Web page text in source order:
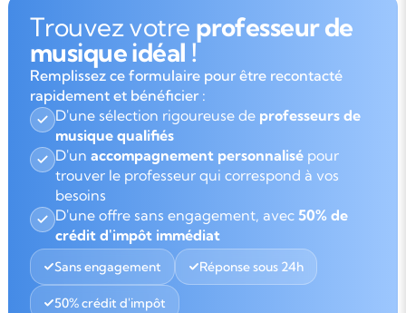
Trouvez votre professeur de
musique idéal !
Remplissez ce formulaire pour être recontacté
rapidement et bénéficier :
D'une sélection rigoureuse de professeurs de
musique qualifiés
D'un accompagnement personnalisépour
trouver le professeur qui correspond à vos
besoins
D'une offre sans engagement, avec 50% de
crédit d'impôt immédiat
Sans engagement Réponse sous 24h
50% crédit d'impôt